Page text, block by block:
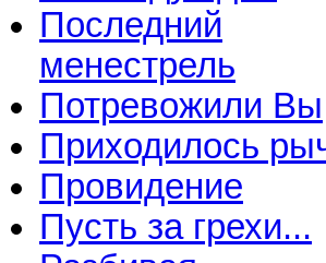
Последний
менестрель
Потревожили Вы
Приходилось
Провидение
Пусть за грехи...